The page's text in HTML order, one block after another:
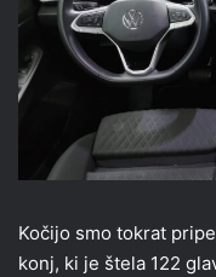
Kočijo smo tokrat
konj, ki je štela 122